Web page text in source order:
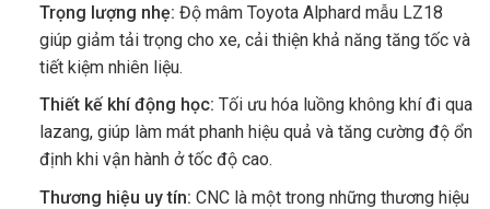
Trọng lượng nhẹ: Độ mâm Toyota Alphard mẫu LZ18
giúp giảm tải trọng cho xe, cải thiện khả năng tăng tốc và
tiết kiệm nhiên liệu.
Thiết kế khí động học: Tối ưu hóa luồng không khí đi qua
lazang, giúp làm mát phanh hiệu quả và tăng cường độ ổn
định khi vận hành ở tốc độ cao.
Thương hiệu uy tín: CNC là một trong những thương hiệu